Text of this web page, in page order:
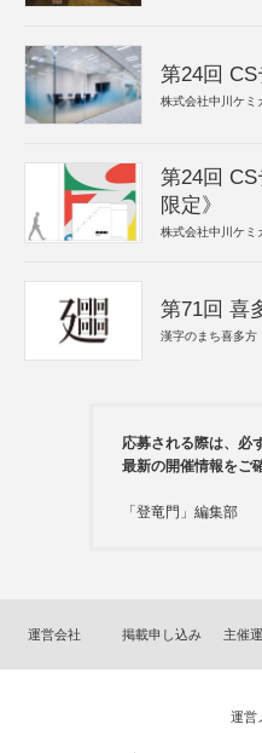
第24回
株式会社中川ケミ
第24回
限定》
株式会社中川ケミ
第71回 喜
漢字のまち喜多方
応募される際は、必
最新の開催情報をご
「登竜門」編集部
運営会社 掲載申し込み 主催
運営